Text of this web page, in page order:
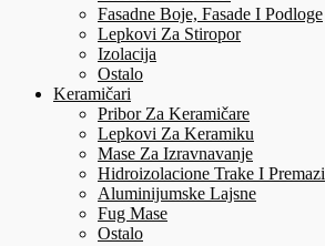
Fasadne Boje, Fasade I Podloge
Lepkovi Za Stiropor
Izolacija
Ostalo
Keramičari
Pribor Za Keramičare
Lepkovi Za Keramiku
Mase Za Izravnavanje
Hidroizolacione Trake I Premazi
Aluminijumske Lajsne
Fug Mase
Ostalo